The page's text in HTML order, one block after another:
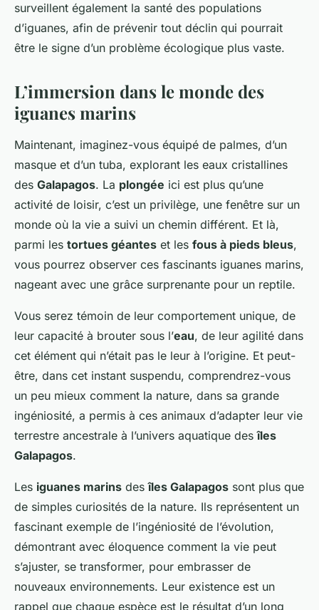
surveillent également la santé des populations
d’iguanes, afin de prévenir tout déclin qui pourrait
être le signe d’un problème écologique plus vaste.
L’immersion dans le monde des
iguanes marins
Maintenant, imaginez-vous équipé de palmes, d’un
masque et d’un tuba, explorant les eaux cristallines
des Galapagos. La plongée ici est plus qu’une
activité de loisir, c’est un privilège, une fenêtre sur un
monde où la vie a suivi un chemin différent. Et là,
parmi les tortues géantes et les fous à pieds bleus,
vous pourrez observer ces fascinants iguanes marins,
nageant avec une grâce surprenante pour un reptile.
Vous serez témoin de leur comportement unique, de
leur capacité à brouter sous l’eau, de leur agilité dans
cet élément qui n’était pas le leur à l’origine. Et peut-
être, dans cet instant suspendu, comprendrez-vous
un peu mieux comment la nature, dans sa grande
ingéniosité, a permis à ces animaux d’adapter leur vie
terrestre ancestrale à l’univers aquatique desîles
Galapagos.
Les iguanes marins desîles Galapagos sont plus que
de simples curiosités de la nature. Ils représentent un
fascinant exemple de l’ingéniosité de l’évolution,
démontrant avec éloquence comment la vie peut
s’ajuster, se transformer, pour embrasser de
nouveaux environnements. Leur existence est un
rappel que chaque espèce est le résultat d’un long